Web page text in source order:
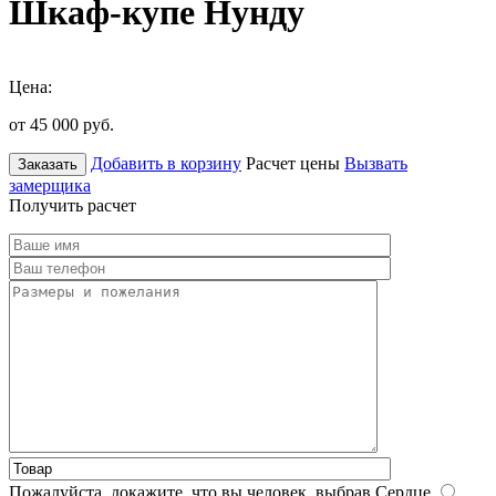
Шкаф-купе Нунду
Цена:
от 45 000 руб.
Заказать Добавить в корзину Расчет цены Вызвать
замерщика
Получить расчет
Пожалуйста, докажите, что вы человек, выбрав Сердце